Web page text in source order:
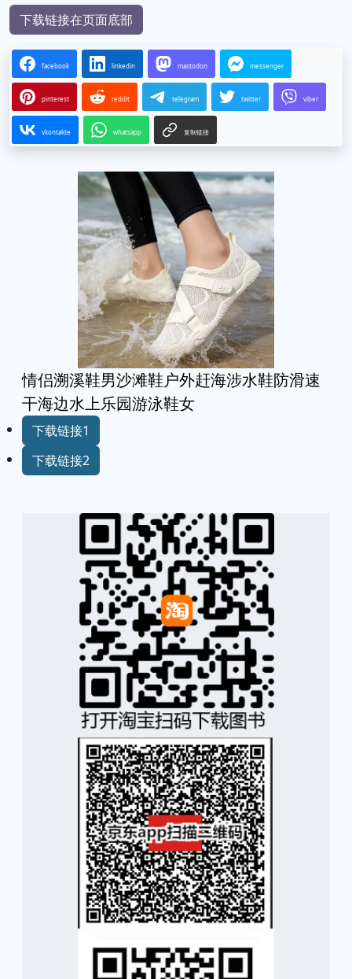
下载链接在页面底部
facebook linkedin mastodon messenger
pinterest reddit telegram twitter viber
vkontakte whatsapp 复制链接
情侣溯溪鞋男沙滩鞋户外赶海涉水鞋防滑速
干海边水上乐园游泳鞋女
下载链接1
下载链接2